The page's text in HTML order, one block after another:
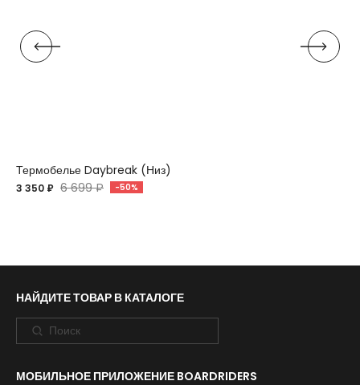
Термобелье Daybreak (Низ)
3 350 ₽ 6 699 ₽ -50%
НАЙДИТЕ ТОВАР В КАТАЛОГЕ
МОБИЛЬНОЕ ПРИЛОЖЕНИЕ BOARDRIDERS